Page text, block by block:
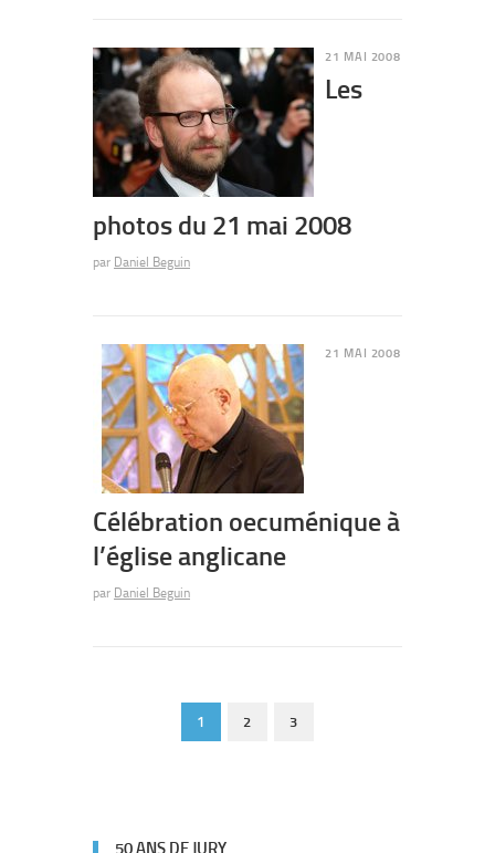
21 MAI 2008
Les
photos du 21 mai 2008
par Daniel Beguin
21 MAI 2008
Célébration oecuménique à
l’église anglicane
par Daniel Beguin
1 2 3
50 ANS DE JURY